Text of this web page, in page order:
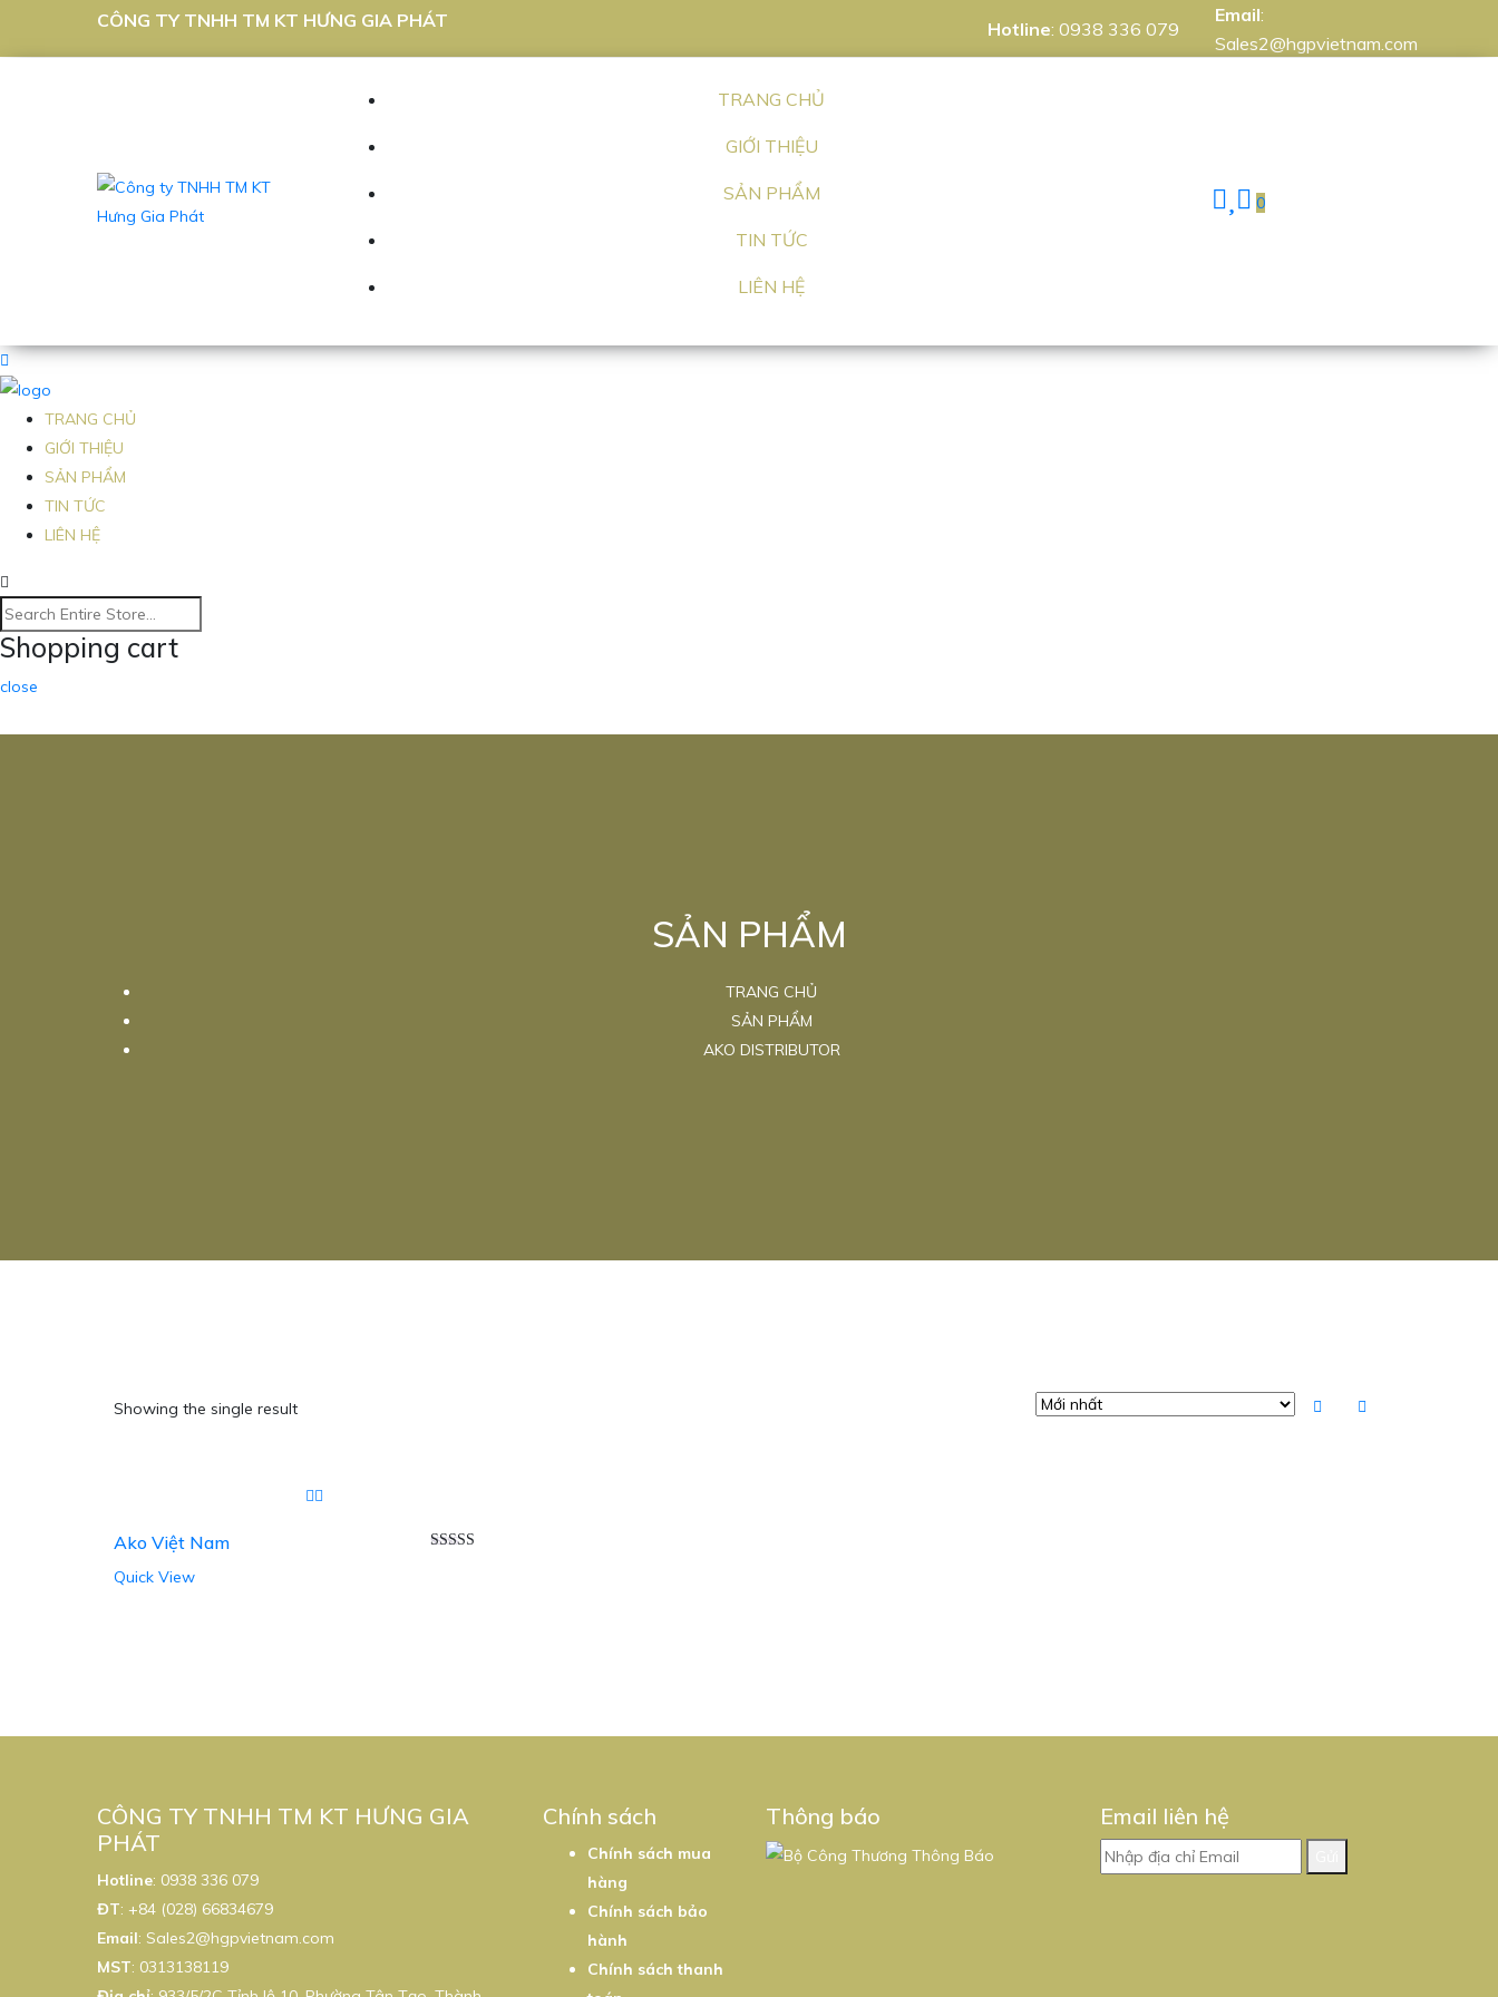
CÔNG TY TNHH TM KT HƯNG GIA PHÁT Hotline: 0938 336 079
Email:
Sales2@hgpvietnam.com
TRANG CHỦ
GIỚI THIỆU
SẢN PHẨM
TIN TỨC
LIÊN HỆ
0
TRANG CHỦ
GIỚI THIỆU
SẢN PHẨM
TIN TỨC
LIÊN HỆ
Shopping cart
close
SẢN PHẨM
TRANG CHỦ
SẢN PHẨM
AKO DISTRIBUTOR
Showing the single result
Ako Việt Nam
Quick View
CÔNG TY TNHH TM KT HƯNG GIA
PHÁT
Hotline: 0938 336 079
ĐT: +84 (028) 66834679
Email: Sales2@hgpvietnam.com
MST: 0313138119
Chính sách
Chính sách mua
hàng
Chính sách bảo
hành
Chính sách thanh
Thông báo Email liên hệ